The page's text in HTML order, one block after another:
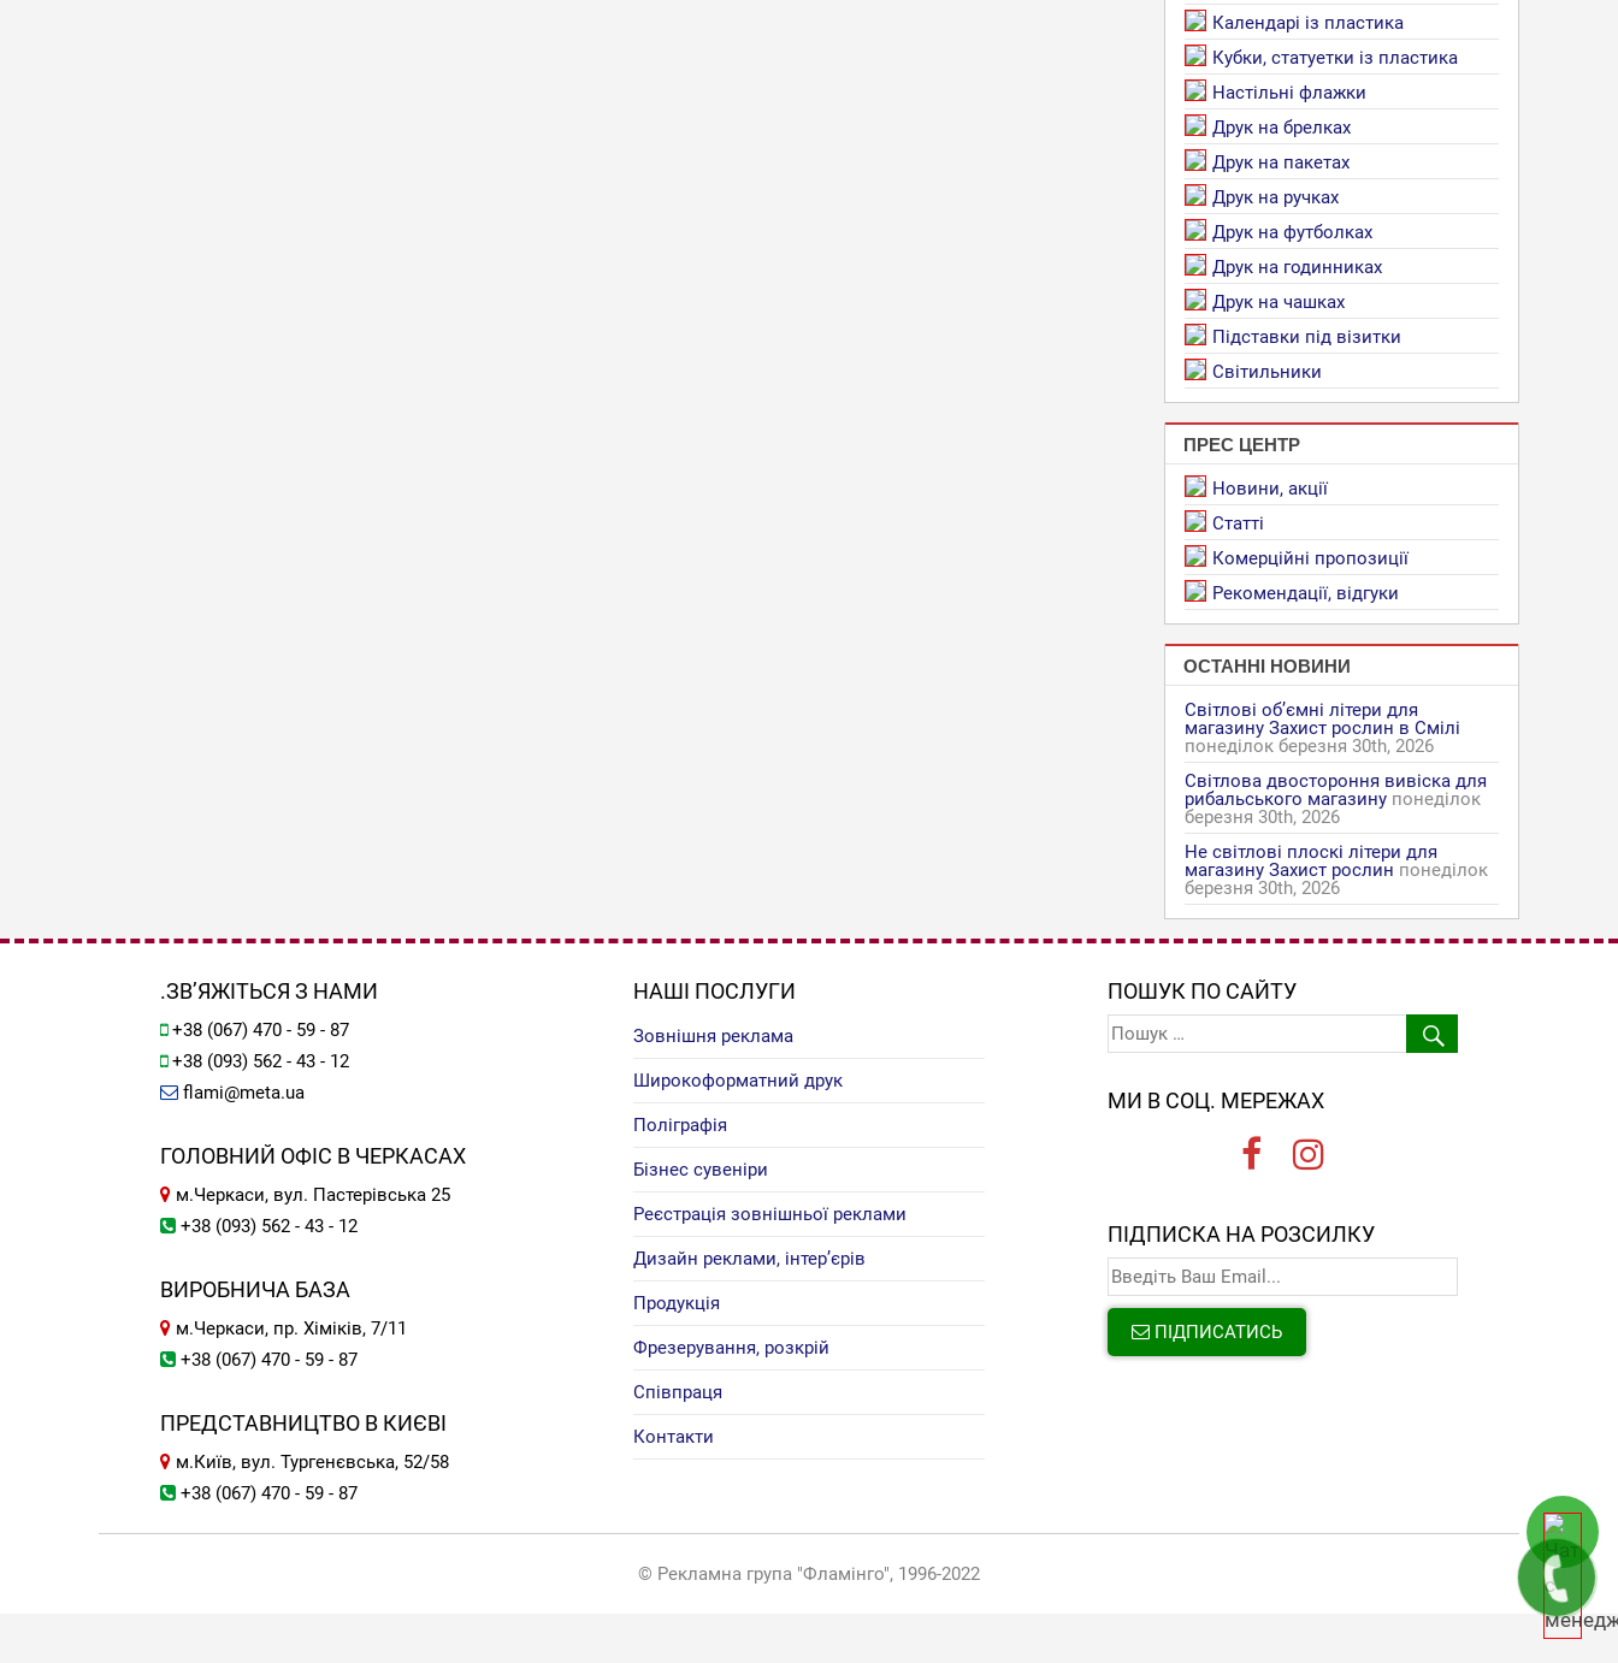
Календарі із пластика
Кубки, статуетки із пластика
Настільні флажки
Друк на брелках
Друк на пакетах
Друк на ручках
Друк на футболках
Друк на годинниках
Друк на чашках
Підставки під візитки
Світильники
ПРЕС ЦЕНТР
Новини, акції
Статті
Комерційні пропозиції
Рекомендації, відгуки
ОСТАННІ НОВИНИ
Світлові об’ємні літери для
магазину Захист рослин в Смілі
понеділок березня 30th, 2026
Світлова двостороння вивіска для
рибальського магазину понеділок
березня 30th, 2026
Не світлові плоскі літери для
магазину Захист рослин понеділок
березня 30th, 2026
.ЗВ’ЯЖІТЬСЯ З НАМИ
+38 (067) 470 - 59 - 87
+38 (093) 562 - 43 - 12
flami@meta.ua
ГОЛОВНИЙ ОФІС В ЧЕРКАСАХ
м.Черкаси, вул. Пастерівська 25
+38 (093) 562 - 43 - 12
ВИРОБНИЧА БАЗА
м.Черкаси, пр. Хіміків, 7/11
+38 (067) 470 - 59 - 87
ПРЕДСТАВНИЦТВО В КИЄВІ
м.Київ, вул. Тургенєвська, 52/58
+38 (067) 470 - 59 - 87
НАШІ ПОСЛУГИ
Зовнішня реклама
Широкоформатний друк
Поліграфія
Бізнес сувеніри
Реєстрація зовнішньої реклами
Дизайн реклами, інтер’єрів
Продукція
Фрезерування, розкрій
Співпраця
Контакти
ПОШУК ПО САЙТУ
МИ В СОЦ. МЕРЕЖАХ
ПІДПИСКА НА РОЗСИЛКУ
ПІДПИСАТИСЬ
© Рекламна група "Фламінго", 1996-2022